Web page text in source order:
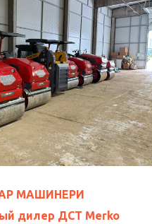
МАШИНЕРИ
дилер ДСТ Merko